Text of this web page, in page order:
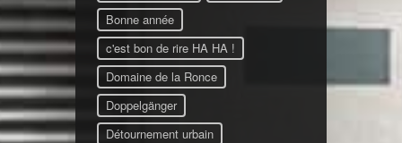
Bonne année
c'est bon de rire HA HA !
Domaine de la Ronce
Doppelgänger
Détournement urbain